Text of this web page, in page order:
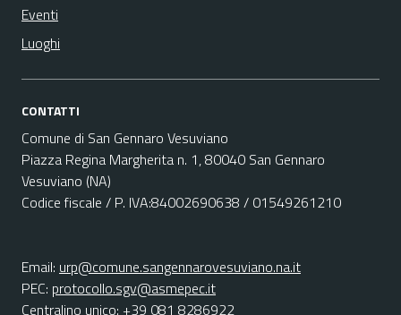
Eventi
Luoghi
CONTATTI
Comune di San Gennaro Vesuviano
Piazza Regina Margherita n. 1, 80040 San Gennaro
Vesuviano (NA)
Codice fiscale / P. IVA:84002690638 / 01549261210
Email: urp@comune.sangennarovesuviano.na.it
PEC: protocollo.sgv@asmepec.it
Centralino unico: +39 081 8286922